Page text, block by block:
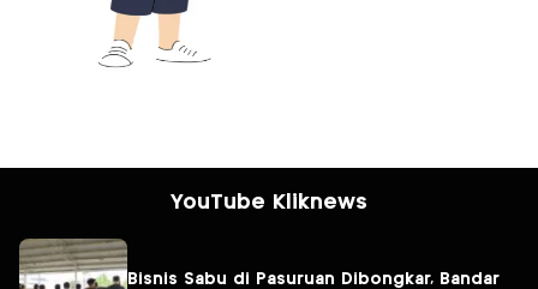
YouTube Kliknews
Bisnis Sabu di Pasuruan Dibongkar, Bandar